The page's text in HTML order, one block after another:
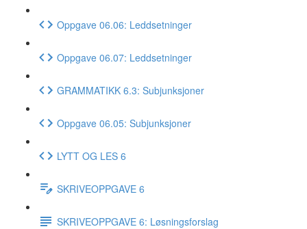
Oppgave 06.06: Leddsetninger
Oppgave 06.07: Leddsetninger
GRAMMATIKK 6.3: Subjunksjoner
Oppgave 06.05: Subjunksjoner
LYTT OG LES 6
SKRIVEOPPGAVE 6
SKRIVEOPPGAVE 6: Løsningsforslag